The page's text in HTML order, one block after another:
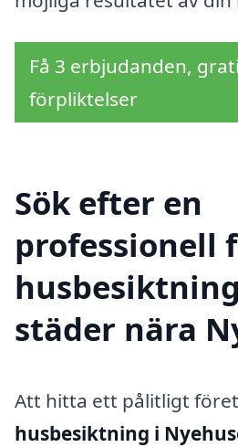
Få 3 erbjudanden,
förpliktelser
Sök efter en
professionell
städer nära
Att hitta ett pålitligt
husbesiktning i